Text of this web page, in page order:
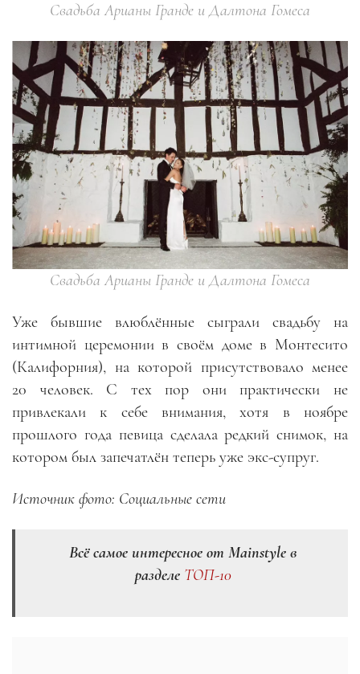
Свадьба Арианы Гранде и Далтона Гомеса
Свадьба Арианы Гранде и Далтона Гомеса
Уже бывшие влюблённые сыграли свадьбу на
интимной церемонии в своём доме в Монтесито
(Калифорния), на которой присутствовало менее
20 человек. С тех пор они практически не
привлекали к себе внимания, хотя в ноябре
прошлого года певица сделала редкий снимок, на
котором был запечатлён теперь уже экс-супруг.
Источник фото: Социальные сети
Всё самое интересное от Mainstyle в
разделе ТОП-10